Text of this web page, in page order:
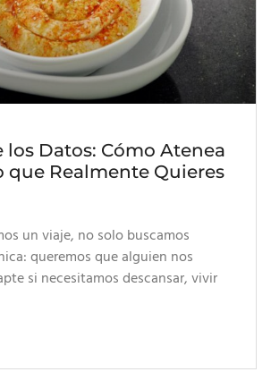
los Datos: Cómo Atenea
que Realmente Quieres
un viaje, no solo buscamos
queremos que alguien nos
si necesitamos descansar, vivir